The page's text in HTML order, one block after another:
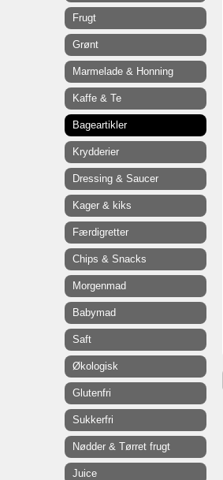
Frugt
Grønt
Marmelade & Honning
Kaffe & Te
Bageartikler
Krydderier
Dressing & Saucer
Kager & kiks
Færdigretter
Chips & Snacks
Morgenmad
Babymad
Saft
Økologisk
Glutenfri
Sukkerfri
Nødder & Tørret frugt
Juice